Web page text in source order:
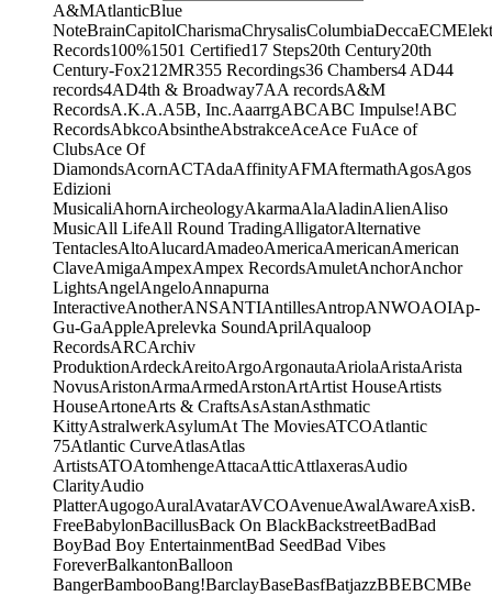
A&MAtlanticBlue
NoteBrainCapitolCharismaChrysalisColumbiaDeccaECM
Records100%1501 Certified17 Steps20th Century20th
Century-Fox21 2MR355 Recordings36 Chambers4 AD44
records4AD4th & Broadway7AA recordsA&M
RecordsA.K.A.A5B, Inc.AaarrgABCABC Impulse!ABC
RecordsAbkcoAbsintheAbstrakceAceAce FuAce of
ClubsAce Of
DiamondsAcornACTAdaAffinityAFMAftermathAgosAgos
Edizioni
MusicaliAhornAircheologyAkarmaAlaAladinAlienAliso
MusicAll LifeAll Round TradingAlligatorAlternative
TentaclesAltoAlucardAmadeoAmericaAmericanAmerican
ClaveAmigaAmpexAmpex RecordsAmuletAnchorAnchor
LightsAngelAngeloAnnapurna
InteractiveAnotherANSANTIAntillesAntropANWOAOIAp-
Gu-GaAppleAprelevka SoundAprilAqualoop
RecordsARCArchiv
ProduktionArdeckAreitoArgoArgonautaAriolaAristaArista
NovusAristonArmaArmedArstonArtArtist HouseArtists
HouseArtoneArts & CraftsAsAstanAsthmatic
KittyAstralwerkAsylumAt The MoviesATCOAtlantic
75Atlantic CurveAtlasAtlas
ArtistsATOAtomhengeAttacaAtticAttlaxerasAudio
ClarityAudio
PlatterAugogoAuralAvatarAVCOAvenueAwalAwareAxisB.
FreeBabylonBacillusBack On BlackBackstreetBadBad
BoyBad Boy EntertainmentBad SeedBad Vibes
ForeverBalkantonBalloon
BangerBambooBang!BarclayBaseBasfBatjazzBBEBCMBe